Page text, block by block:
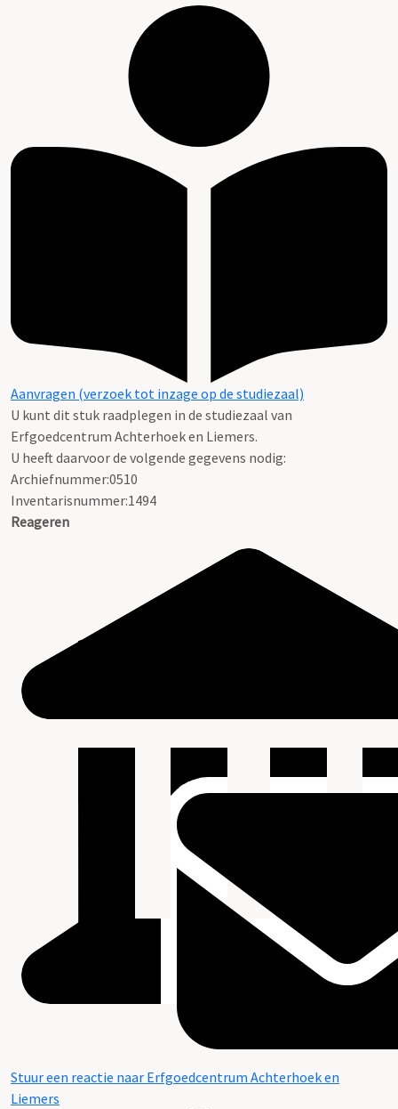
Aanvragen (verzoek tot inzage op de studiezaal)
U kunt dit stuk raadplegen in de studiezaal van
Erfgoedcentrum Achterhoek en Liemers.
U heeft daarvoor de volgende gegevens nodig:
Archiefnummer:0510
Inventarisnummer:1494
Reageren
Stuur een reactie naar Erfgoedcentrum Achterhoek en
Liemers